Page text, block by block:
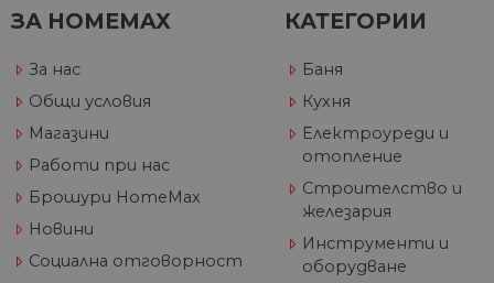
ЗА HOMEMAX
За нас
Общи условия
Магазини
Работи при нас
Брошури HomeMax
Новини
Социална отговорност
КАТЕГОРИИ
Баня
Кухня
Електроуреди и
отопление
Строителство и
железария
Инструменти и
оборудване
_ga_32J9YV418P
Име
VISITOR_INFO1_LIVE
IDE
test_cookie
__Secure-ROLLOUT_TOKEN